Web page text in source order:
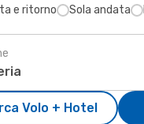
e ritorno Sola andata
Volo + Hotel